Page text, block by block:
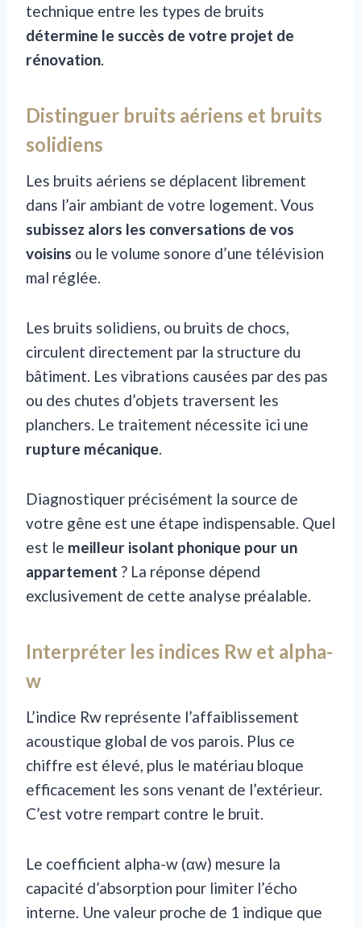
technique entre les types de bruits
détermine le succès de votre projet de
rénovation.
Distinguer bruits aériens et bruits
solidiens
Les bruits aériens se déplacent librement
dans l’air ambiant de votre logement. Vous
subissez alors les conversations de vos
voisins ou le volume sonore d’une télévision
mal réglée.
Les bruits solidiens, ou bruits de chocs,
circulent directement par la structure du
bâtiment. Les vibrations causées par des pas
ou des chutes d’objets traversent les
planchers. Le traitement nécessite ici une
rupture mécanique.
Diagnostiquer précisément la source de
votre gêne est une étape indispensable. Quel
est le meilleur isolant phonique pour un
appartement ? La réponse dépend
exclusivement de cette analyse préalable.
Interpréter les indices Rw et alpha-
w
L’indice Rw représente l’affaiblissement
acoustique global de vos parois. Plus ce
chiffre est élevé, plus le matériau bloque
efficacement les sons venant de l’extérieur.
C’est votre rempart contre le bruit.
Le coefficient alpha-w (αw) mesure la
capacité d’absorption pour limiter l’écho
interne. Une valeur proche de 1 indique que